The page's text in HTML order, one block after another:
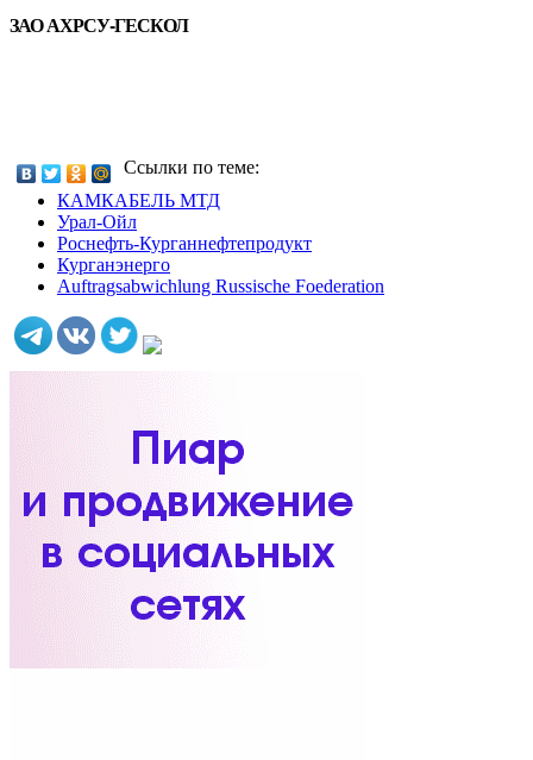
ЗАО АХРСУ-ГЕСКОЛ
Ссылки по теме:
КАМКАБЕЛЬ МТД
Урал-Ойл
Роснефть-Курганнефтепродукт
Курганэнерго
Auftragsabwichlung Russische Foederation